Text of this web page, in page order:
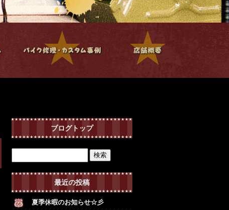
ブログトップ
最近の投稿
夏季休暇のお知らせ☆彡